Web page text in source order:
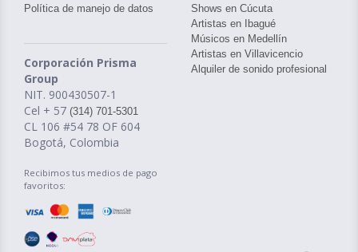
Política de manejo de datos
Corporación Prisma
Group
NIT. 900430507-1
Cel + 57 (314) 701-5301
CL 106 #54 78 OF 604
Bogotá, Colombia
Recibimos tus medios de pago
favoritos:
Shows en Cúcuta
Artistas en Ibagué
Músicos en Medellín
Artistas en Villavicencio
Alquiler de sonido profesional